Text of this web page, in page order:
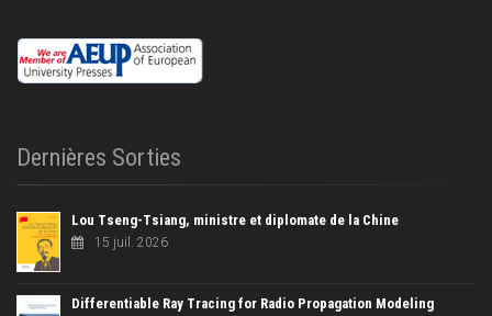
Dernières Sorties
Lou Tseng-Tsiang, ministre et diplomate de la Chine
15 juil. 2026
Differentiable Ray Tracing for Radio Propagation Modeling